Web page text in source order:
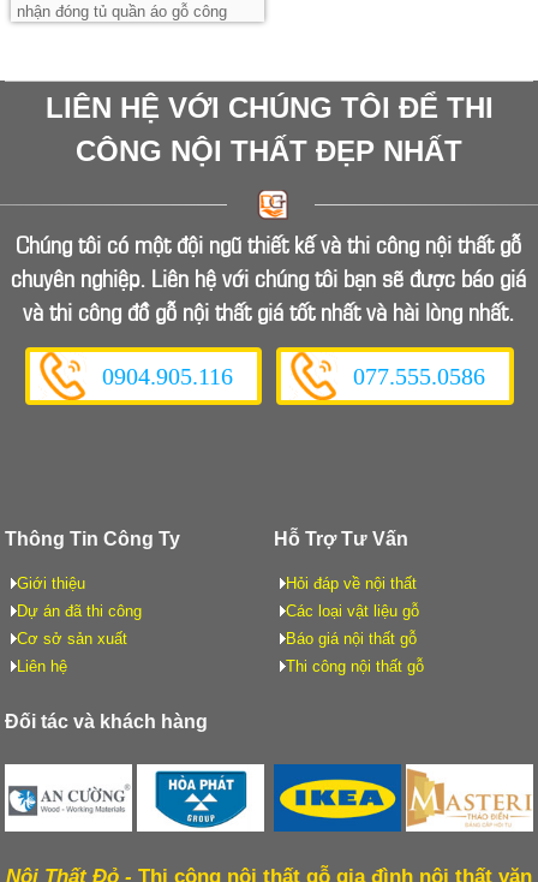
nhận đóng tủ quần áo gỗ công
lượng.
LIÊN HỆ VỚI CHÚNG TÔI ĐỂ THI
CÔNG NỘI THẤT ĐẸP NHẤT
Chúng tôi có một đội ngũ thiết kế và thi công nội thất gỗ
chuyên nghiệp. Liên hệ với chúng tôi bạn sẽ được báo giá
và thi công đồ gỗ nội thất giá tốt nhất và hài lòng nhất.
0904.905.116 077.555.0586
Thông Tin Công Ty
Giới thiệu
Dự án đã thi công
Cơ sở sản xuất
Liên hệ
Hỗ Trợ Tư Vấn
Hỏi đáp về nội thất
Các loại vật liệu gỗ
Báo giá nội thất gỗ
Thi công nội thất gỗ
Đối tác và khách hàng
Nội Thất Đỏ - Thi công nội thất gỗ gia đình nội thất văn